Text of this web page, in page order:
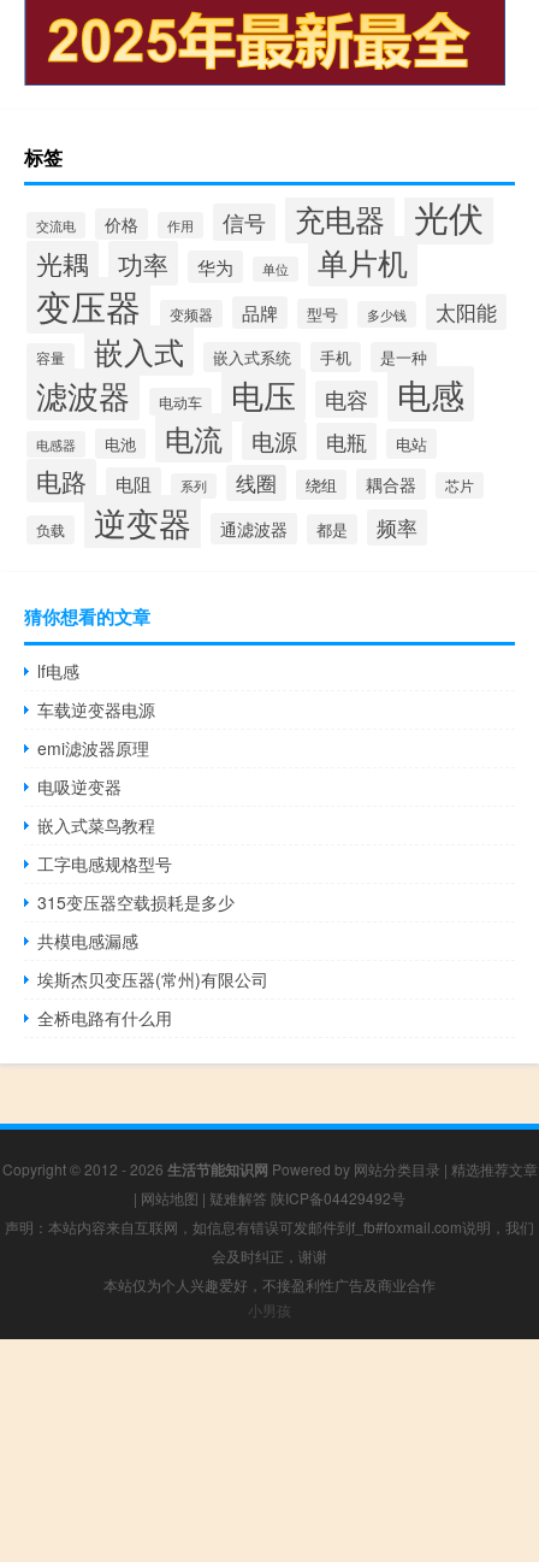
标签
交流电 价格 作用 信号 充电器 光伏
光耦 功率 华为 单位 单片机
变压器 变频器 品牌 型号 多少钱 太阳能
容量 嵌入式 嵌入式系统 手机 是一种
滤波器 电动车 电压 电容 电感
电感器 电池 电流 电源 电瓶 电站
电路 电阻 系列 线圈 绕组 耦合器 芯片
负载 逆变器 通滤波器 都是 频率
猜你想看的文章
lf电感
车载逆变器电源
emi滤波器原理
电吸逆变器
嵌入式菜鸟教程
工字电感规格型号
315变压器空载损耗是多少
共模电感漏感
埃斯杰贝变压器(常州)有限公司
全桥电路有什么用
Copyright © 2012 - 2026 生活节能知识网 Powered by 网站分类目录 | 精选推荐文章
| 网站地图 | 疑难解答 陕ICP备04429492号
声明：本站内容来自互联网，如信息有错误可发邮件到f_fb#foxmail.com说明，我们
会及时纠正，谢谢
本站仅为个人兴趣爱好，不接盈利性广告及商业合作
小男孩